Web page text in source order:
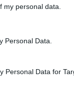
my personal data.
Personal Data.
Personal Data for